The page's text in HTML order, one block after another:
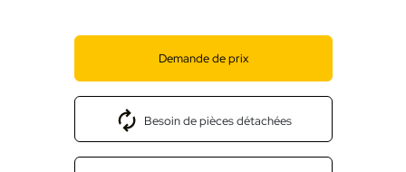
Demande de prix
Besoin de pièces détachées